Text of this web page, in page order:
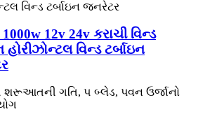
12v 24v કરાચી વિન્ડ
હોરીઝોન્ટલ વિન્ડ ટર્બાઇન
ગતિ, ૫ બ્લેડ, પવન ઉર્જાનો